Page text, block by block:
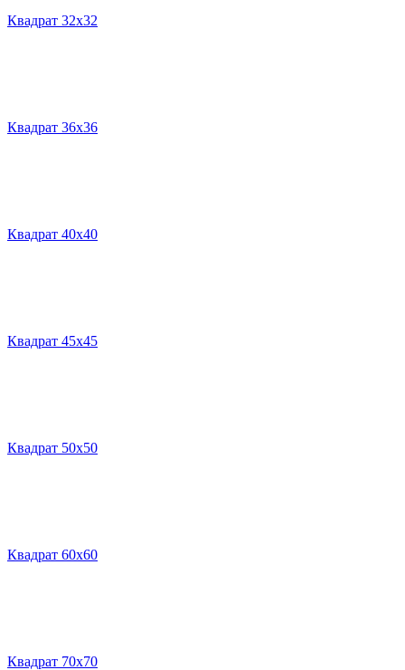
Квадрат 32х32
Квадрат 36х36
Квадрат 40х40
Квадрат 45х45
Квадрат 50х50
Квадрат 60х60
Квадрат 70х70